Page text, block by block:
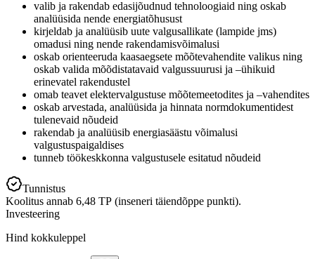
valib ja rakendab edasijõudnud tehnoloogiaid ning oskab
analüüsida nende energiatõhusust
kirjeldab ja analüüsib uute valgusallikate (lampide jms)
omadusi ning nende rakendamisvõimalusi
oskab orienteeruda kaasaegsete mõõtevahendite valikus ning
oskab valida mõõdistatavaid valgussuurusi ja –ühikuid
erinevatel rakendustel
omab teavet elektervalgustuse mõõtemeetodites ja –vahendites
oskab arvestada, analüüsida ja hinnata normdokumentidest
tulenevaid nõudeid
rakendab ja analüüsib energiasäästu võimalusi
valgustuspaigaldises
tunneb töökeskkonna valgustusele esitatud nõudeid
Tunnistus
Koolitus annab 6,48 TP (inseneri täiendõppe punkti).
Investeering
Hind kokkuleppel